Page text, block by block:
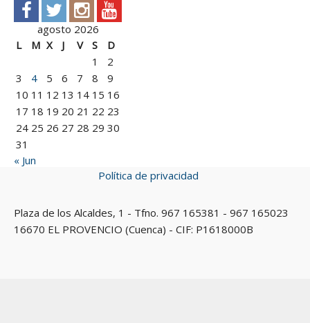
agosto 2026
L
M X J V S
D
1
2
3
4 5 6 7 8
9
10 11 12 13 14 15 16
17 18 19 20 21 22 23
24 25 26 27 28 29 30
31
« Jun
Política de privacidad
Plaza de los Alcaldes, 1 - Tfno. 967 165381 - 967 165023
16670 EL PROVENCIO (Cuenca) - CIF: P1618000B